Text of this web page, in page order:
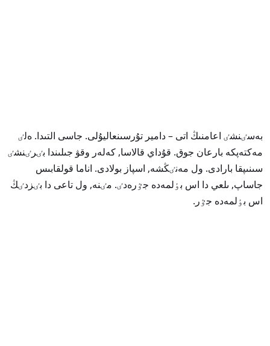
بەسٸنشٸ اعامنىڭ اتى – دامير تۇرسىنعاليۇلى. جاسى التىدا. ەلٸ
مەكتەپكە بارعان جوق. قۇداي قالاسا, كەلەر وقۋ جىلىندا بٸرٸنشٸ
سىنىپقا بارادى. ول مەنٸڭشە, اسپاز بولادى. اناما قولقابىس
جاساپ, ىلعي دا اس بٶلمەدە جٷرەدٸ. مٸنە, ول تاعى دا بٸزدٸڭ
اس بٶلمەدە جٷر.